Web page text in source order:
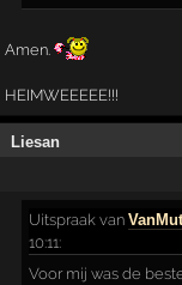
Amen.
HEIMWEEEEE!!!
Liesan
Uitspraak van
10:11:
Voor mij was de